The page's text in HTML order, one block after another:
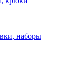
наборы